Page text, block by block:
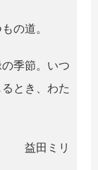
の道。
季節。いつ
とき、わた
益田ミリ